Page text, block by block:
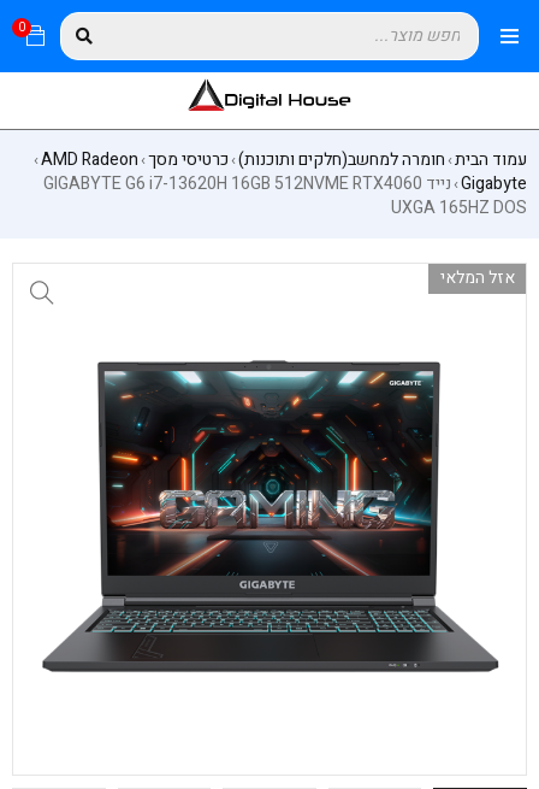
0
עמוד הבית›חומרה למחשב(חלקים ותוכנות)›כרטיסי מסך›
AMD Radeon
›
Gigabyte
›
נייד GIGABYTE G6 i7-13620H 16GB 512NVME RTX4060
UXGA 165HZ DOS
אזל המלאי